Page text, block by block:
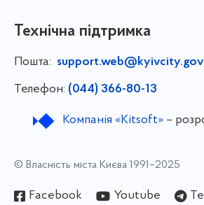
Технічна підтримка
Пошта:
Телефон: (044) 366-80-13
Компанія «Kitsoft»–
© Власність міста Києва 1991–2025
Facebook Youtube